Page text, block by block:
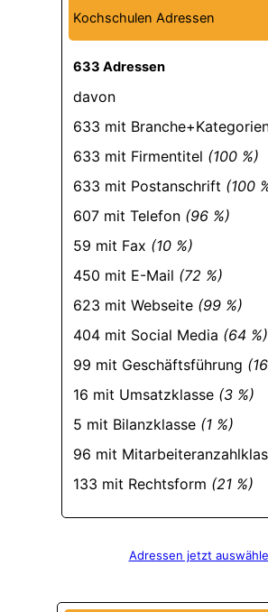
Kochschulen Adressen
633 Adressen
davon
633 mit
633 mit Firmentitel (100 %)
633 mit Postanschrift (100
607 mit Telefon (96 %)
59 mit Fax (10 %)
450 mit E-Mail (72 %)
623 mit Webseite (99 %)
404 mit Social Media (64 %)
99 mit Geschäftsführung
16 mit Umsatzklasse (3 %)
5 mit Bilanzklasse (1 %)
96 mit
133 mit Rechtsform (21 %)
Adressen jetzt